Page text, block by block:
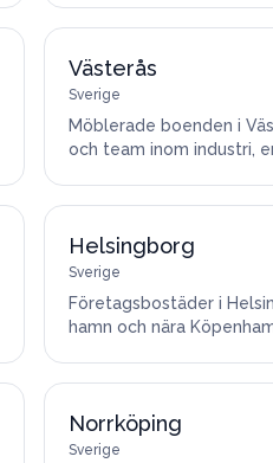
Västerås
Sverige
Möblerade boenden i
och team inom industri,
Helsingborg
Sverige
Företagsbostäder i
hamn och nära
Norrköping
Sverige